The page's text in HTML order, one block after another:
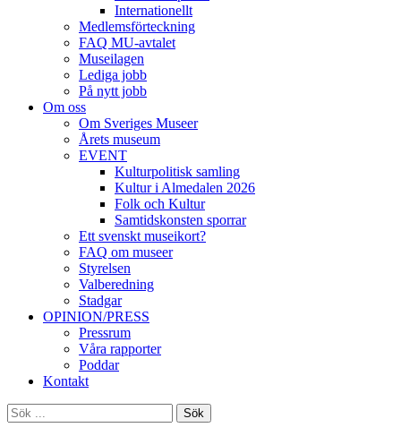
Internationellt
Medlemsförteckning
FAQ MU-avtalet
Museilagen
Lediga jobb
På nytt jobb
Om oss
Om Sveriges Museer
Årets museum
EVENT
Kulturpolitisk samling
Kultur i Almedalen 2026
Folk och Kultur
Samtidskonsten sporrar
Ett svenskt museikort?
FAQ om museer
Styrelsen
Valberedning
Stadgar
OPINION/PRESS
Pressrum
Våra rapporter
Poddar
Kontakt
Sök